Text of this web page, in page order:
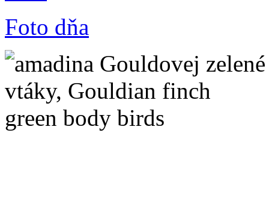
Foto dňa